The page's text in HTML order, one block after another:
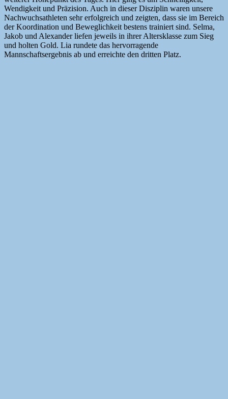
Wendigkeit und Präzision. Auch in dieser Disziplin waren unsere
Nachwuchsathleten sehr erfolgreich und zeigten, dass sie im Bereich
der Koordination und Beweglichkeit bestens trainiert sind. Selma,
Jakob und Alexander liefen jeweils in ihrer Altersklasse zum Sieg
und holten Gold. Lia rundete das hervorragende
Mannschaftsergebnis ab und erreichte den dritten Platz.